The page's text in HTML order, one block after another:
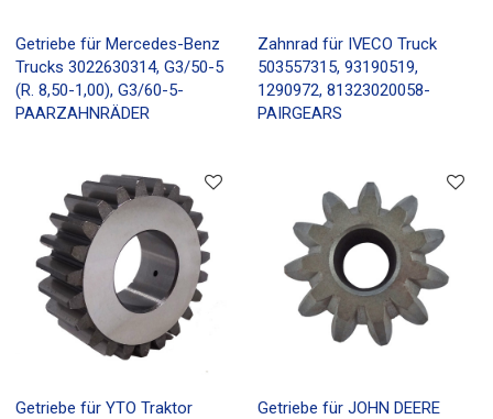
Getriebe für Mercedes-Benz
Trucks 3022630314, G3/50-5
(R. 8,50-1,00), G3/60-5-
PAARZAHNRÄDER
Zahnrad für IVECO Truck
503557315, 93190519,
1290972, 81323020058-
PAIRGEARS
Getriebe für YTO Traktor
Getriebe für JOHN DEERE